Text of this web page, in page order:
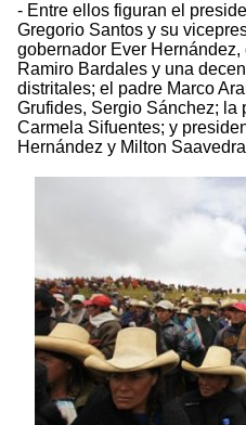
- Entre ellos figuran el
Gregorio Santos y su
gobernador Ever
Ramiro Bardales y una
distritales; el padre Marco
Grufides, Sergio Sánchez; la
Carmela Sifuentes; y
Hernández y Milton